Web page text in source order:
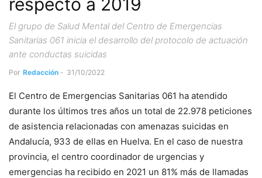
El grupo de Salud Mental del Centro de Emergencias
Sanitarias 061 inicia el desarrollo del protocolo de actuación
ante conductas suicidas
Por Redacción - 31/10/2022
El Centro de Emergencias Sanitarias 061 ha atendido
durante los últimos tres años un total de 22.978 peticiones
de asistencia relacionadas con amenazas suicidas en
Andalucía, 933 de ellas en Huelva. En el caso de nuestra
provincia, el centro coordinador de urgencias y
emergencias ha recibido en 2021 un 81% más de llamadas